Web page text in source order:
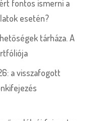
fontos ismerni a
esetén?
tárháza. A
a visszafogott